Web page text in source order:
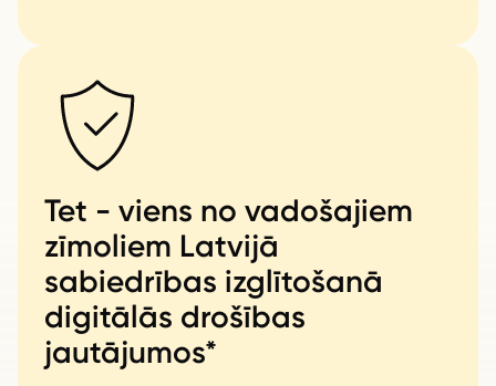
Tet - viens no vadošajiem
zīmoliem Latvijā
sabiedrības izglītošanā
digitālās drošības
jautājumos*